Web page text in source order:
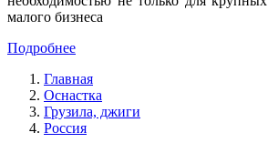
малого бизнеса
Подробнее
Главная
Оснастка
Грузила, джиги
Россия